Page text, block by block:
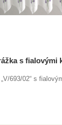
s fialovými
693/02“ s